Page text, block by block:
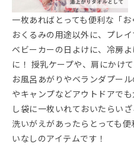
一枚あればとっても便利な「お
おくるみの用途以外に、プレ
ベビーカーの日よけに、冷房
に！ 授乳ケープや、肩にかけ
お風呂あがりやベランダプー
やキャンプなどアウトドアで
し袋に一枚いれておいたらい
洗いがえがあったらとっても
いなしのアイテムです！